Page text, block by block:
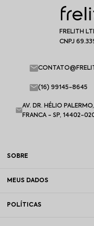
FRELITH
CNPJ
(16) 99145-8645
AV. DR. HÉLIO
FRANCA - SP, 14402-
SOBRE
MEUS DADOS
POLÍTICAS